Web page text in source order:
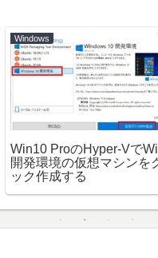
Windows
Win10 ProのHyper-Vで
開発環境の仮想マシンを
ック作成する